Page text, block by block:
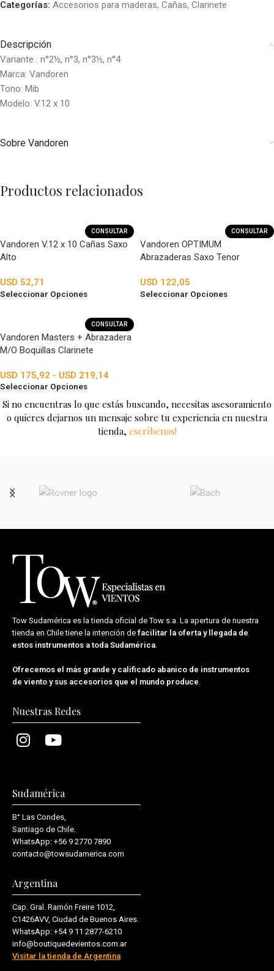
Categorías: Accesorios para maderas, Cañas, Clarinete
Descripción
Variante : n°2½, n°3, n°3½, n°4
Marca: Vandoren
Tono: Mib
Modelo: V.12 x 10
Sobre Vandoren
Productos relacionados
CONSULTAR
Vandoren V.12 x 10 Cañas Saxo
Alto
USD 52,71
Seleccionar Opciones
CONSULTAR
Vandoren OPTIMUM
Abrazaderas Saxo Tenor
USD 122,05
Seleccionar Opciones
CONSULTAR
Vandoren Masters + Abrazadera
M/O Boquillas Clarinete
USD 175,92 - USD 219,14
Seleccionar Opciones
Si no encuentras lo que estás buscando, necesitas asesoramiento
o quieres dejarnos un mensaje sobre tu experiencia en nuestra
tienda, escríbenos!
Tow Sudamérica es la tienda oficial deTow s.a. La apertura de nuestra
tienda en Chile tiene la intención de facilitar la oferta y llegada de
estos instrumentos a toda Sudamérica.
Ofrecemos el más grande y calificado abanico de instrumentos
de viento y sus accesorios que el mundo produce.
Nuestras Redes
Sudamérica
B° Las Condes,
Santiago de Chile.
WhatsApp: +56 9 2770 7890
contacto@towsudamerica.com
Argentina
Cap. Gral. Ramón Freire 1012,
C1426AVV, Ciudad de Buenos Aires.
WhatsApp: +54 9 11 2877-6210
info@boutiquedevientos.com.ar
Visitar la tienda de Argentina